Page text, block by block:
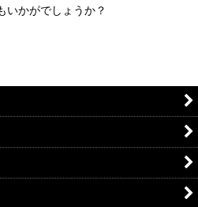
いかがでしょうか？